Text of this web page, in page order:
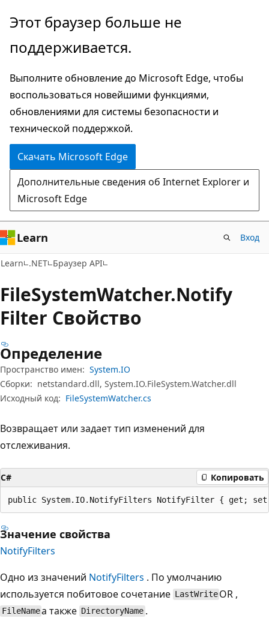
Пропустить
перейти
основному
содержимому
Переход
навигации
странице
Этот браузер больше не
поддерживается.
Выполните обновление до Microsoft Edge, чтобы
воспользоваться новейшими функциями,
обновлениями для системы безопасности и
технической поддержкой.
Скачать Microsoft Edge
Дополнительные сведения об Internet Explorer и
Microsoft Edge
Learn Вход
Learn .NET Браузер API
FileSystemWatcher.Notify
Filter Свойство
Определение
Пространство имен: System.IO
Сборки: netstandard.dll, System.IO.FileSystem.Watcher.dll
Исходный код: FileSystemWatcher.cs
Возвращает или задает тип изменений для
отслеживания.
C# Копировать
public System.IO.NotifyFilters NotifyFilter { get;
Значение свойства
NotifyFilters
Одно из значений NotifyFilters . По умолчанию
используется побитовое сочетание LastWrite OR ,
FileNameа также DirectoryName .